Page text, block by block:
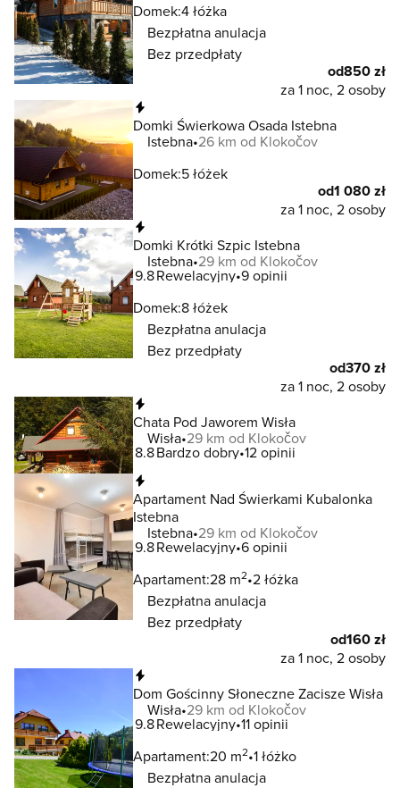
Domek:4 łóżka
Bezpłatna anulacja
Bez przedpłaty
od850 zł
za 1 noc, 2 osoby
Domki Świerkowa Osada Istebna
Istebna 26 km od Klokočov
Domek:5 łóżek
od1 080 zł
za 1 noc, 2 osoby
Domki Krótki Szpic Istebna
Istebna 29 km od Klokočov
9.8Rewelacyjny 9 opinii
Domek:8 łóżek
Bezpłatna anulacja
Bez przedpłaty
od370 zł
za 1 noc, 2 osoby
Chata Pod Jaworem Wisła
Wisła 29 km od Klokočov
8.8Bardzo dobry 12 opinii
Apartament Nad Świerkami Kubalonka
Istebna
Istebna 29 km od Klokočov
9.8Rewelacyjny 6 opinii
Apartament:28 m2 2 łóżka
Bezpłatna anulacja
Bez przedpłaty
od160 zł
za 1 noc, 2 osoby
Dom Gościnny Słoneczne Zacisze Wisła
Wisła 29 km od Klokočov
9.8Rewelacyjny 11 opinii
Apartament:20 m2 1 łóżko
Bezpłatna anulacja